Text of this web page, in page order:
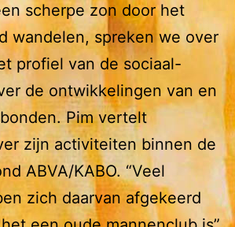
scherpe zon door het
wandelen, spreken we over
profiel van de sociaal-
de ontwikkelingen van en
Pim vertelt
zijn activiteiten binnen de
ABVA/KABO. “Veel
zich daarvan afgekeerd